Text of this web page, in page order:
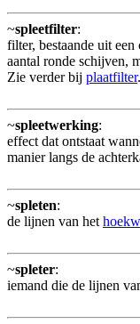
~spleetfilter:
filter, bestaande uit
aantal ronde schijven,
Zie verder bij plaatfilter.
~spleetwerking:
effect dat ontstaat
manier langs de
~spleten:
de lijnen van het
~spleter:
iemand die de lijnen